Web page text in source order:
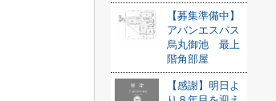
【募集準備中】
アバンエスパス
烏丸御池 最上
階角部屋
【感謝】明日よ